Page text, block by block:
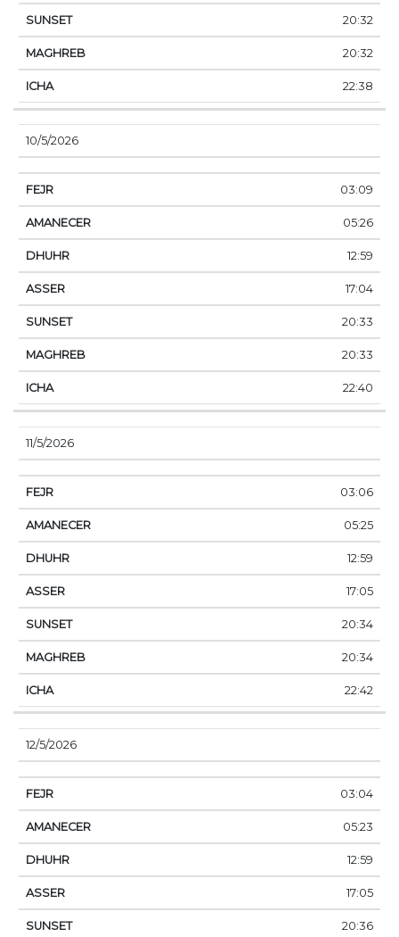
20:32
20:32
22:38
10/5/2026
03:09
05:26
12:59
17:04
20:33
20:33
22:40
11/5/2026
03:06
05:25
12:59
17:05
20:34
20:34
22:42
12/5/2026
03:04
05:23
12:59
17:05
20:36